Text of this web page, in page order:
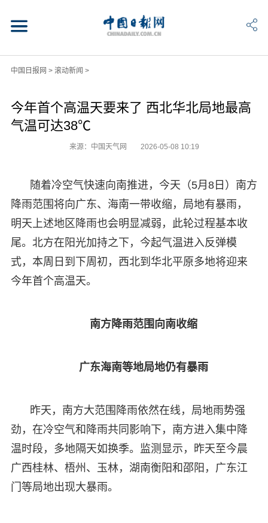
中国日报网 > 滚动新闻 >
今年首个高温天要来了 西北华北局地最高
气温可达38℃
来源：中国天气网 2026-05-08 10:19
随着冷空气快速向南推进，今天（5月8日）南方
降雨范围将向广东、海南一带收缩，局地有暴雨，
明天上述地区降雨也会明显减弱，此轮过程基本收
尾。北方在阳光加持之下，今起气温进入反弹模
式，本周日到下周初，西北到华北平原多地将迎来
今年首个高温天。
南方降雨范围向南收缩
广东海南等地局地仍有暴雨
昨天，南方大范围降雨依然在线，局地雨势强
劲，在冷空气和降雨共同影响下，南方进入集中降
温时段，多地隔天如换季。监测显示，昨天至今晨
广西桂林、梧州、玉林，湖南衡阳和邵阳，广东江
门等局地出现大暴雨。